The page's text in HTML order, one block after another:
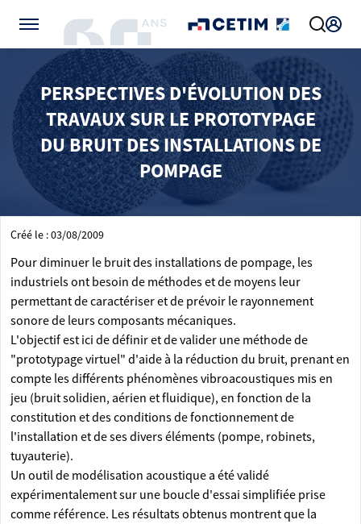
PERSPECTIVES D'ÉVOLUTION DES
TRAVAUX SUR LE PROTOTYPAGE
DU BRUIT DES INSTALLATIONS DE
POMPAGE
Créé le : 03/08/2009
Pour diminuer le bruit des installations de pompage, les
industriels ont besoin de méthodes et de moyens leur
permettant de caractériser et de prévoir le rayonnement
sonore de leurs composants mécaniques.
L'objectif est ici de définir et de valider une méthode de
"prototypage virtuel" d'aide à la réduction du bruit, prenant en
compte les différents phénomènes vibroacoustiques mis en
jeu (bruit solidien, aérien et fluidique), en fonction de la
constitution et des conditions de fonctionnement de
l'installation et de ses divers éléments (pompe, robinets,
tuyauterie).
Un outil de modélisation acoustique a été validé
expérimentalement sur une boucle d'essai simplifiée prise
comme référence. Les résultats obtenus montrent que la